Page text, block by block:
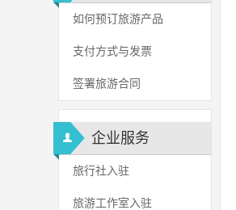
如何预订旅游产品
支付方式与发票
签署旅游合同
企业服务
旅行社入驻
旅游工作室入驻